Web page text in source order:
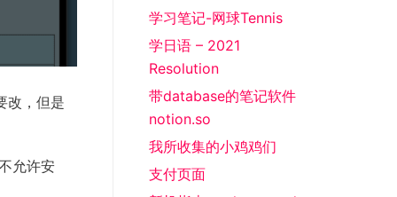
改，但是
允许安
学习笔记-网球Tennis
学日语 – 2021
Resolution
带database的笔记软件
notion.so
我所收集的小鸡鸡们
支付页面